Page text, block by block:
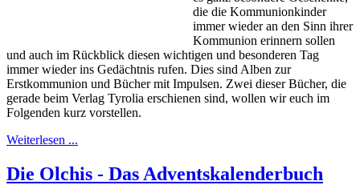
die die Kommunionkinder
immer wieder an den Sinn ihrer
Kommunion erinnern sollen
und auch im Rückblick diesen wichtigen und besonderen Tag
immer wieder ins Gedächtnis rufen. Dies sind Alben zur
Erstkommunion und Bücher mit Impulsen. Zwei dieser Bücher, die
gerade beim Verlag Tyrolia erschienen sind, wollen wir euch im
Folgenden kurz vorstellen.
Weiterlesen ...
Die Olchis - Das Adventskalenderbuch